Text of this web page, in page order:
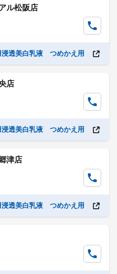
ル松阪店
透美白乳液 つめかえ用
店
透美白乳液 つめかえ用
津店
透美白乳液 つめかえ用